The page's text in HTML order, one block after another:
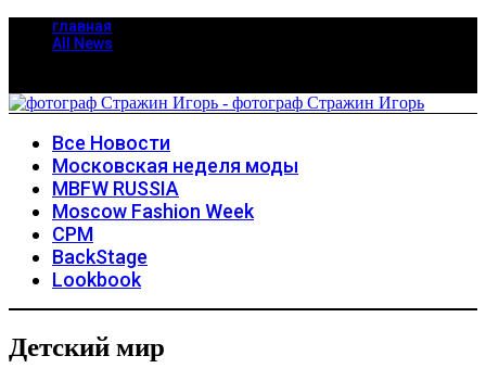
главная
All News
Все Новости
Московская неделя моды
MBFW RUSSIA
Moscow Fashion Week
CPM
BackStage
Lookbook
Детский мир